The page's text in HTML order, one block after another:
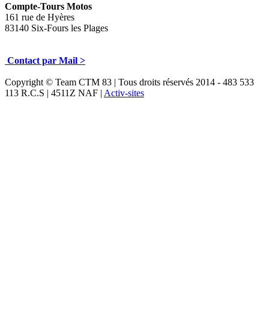
Compte-Tours Motos
161 rue de Hyères
83140 Six-Fours les Plages
Contact par Mail >
Copyright © Team CTM 83 | Tous droits réservés 2014 - 483 533
113 R.C.S | 4511Z NAF | Activ-sites